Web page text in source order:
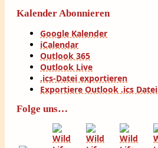
Kalender Abonnieren
Google Kalender
iCalendar
Outlook 365
Outlook Live
.ics-Datei exportieren
Exportiere Outlook .ics Datei
Folge uns…